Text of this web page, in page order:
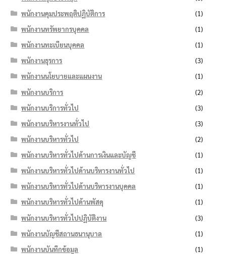
พนักงานคุมประพฤติปฏิบัติการ
(1)
พนักงานทรัพยากรบุคคล
(1)
พนักงานทะเบียนบุคคล
(1)
พนักงานธุรการ
(3)
พนักงานนโยบายและแผนงาน
(1)
พนักงานบริการ
(2)
พนักงานบริการทั่วไป
(3)
พนักงานบริหารงานทั่วไป
(3)
พนักงานบริหารทั่วไป
(2)
พนักงานบริหารทั่วไปด้านการเงินและบัญชี
(1)
พนักงานบริหารทั่วไปด้านบริหารงานทั่วไป
(1)
พนักงานบริหารทั่วไปด้านบริหารงานบุคคล
(1)
พนักงานบริหารทั่วไปด้านพัสดุ
(1)
พนักงานบริหารทั่วไปปฏิบัติงาน
(3)
พนักงานบัญชีสถานธนานุบาล
(1)
พนักงานบันทึกข้อมูล
(1)